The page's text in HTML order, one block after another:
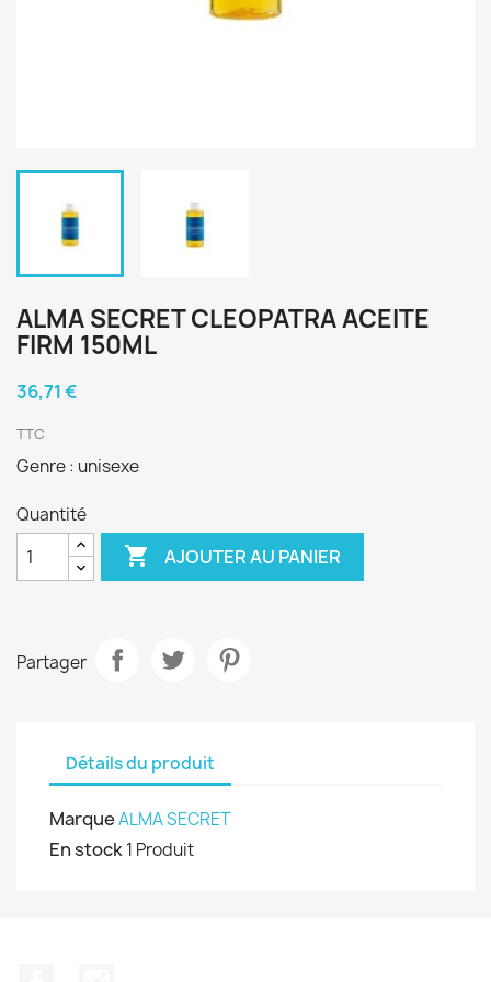
ALMA SECRET CLEOPATRA ACEITE
FIRM 150ML
36,71 €
TTC
Genre : unisexe
Quantité
 AJOUTER AU PANIER
Partager
Détails du produit
MarqueALMA SECRET
En stock1 Produit